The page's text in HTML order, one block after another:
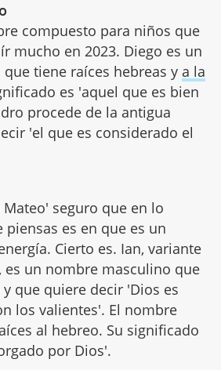
compuesto para niños que
mucho en 2023. Diego es un
tiene raíces hebreas y a la
es 'aquel que es bien
procede de la antigua
'el que es considerado el
seguro que en lo
es en que es un
Cierto es. Ian, variante
es un nombre masculino que
que quiere decir 'Dios es
los valientes'. El nombre
al hebreo. Su significado
por Dios'.